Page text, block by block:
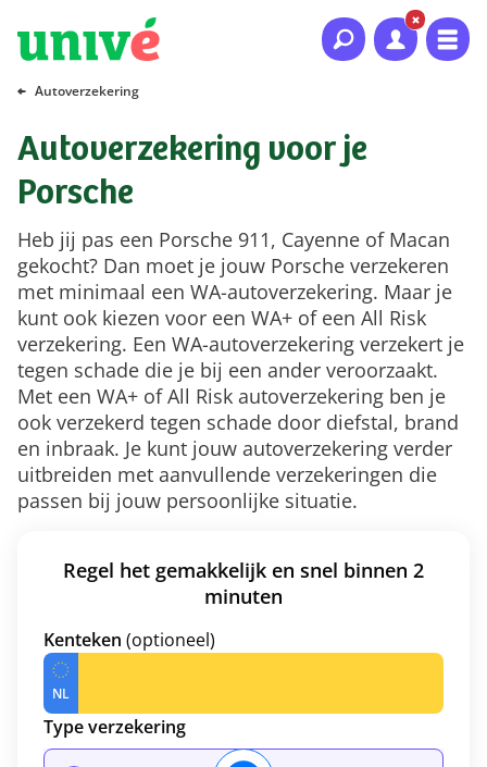
Naar hoofdinhoud
Naar hoofdnavigatie
Naar footer
Autoverzekering
Autoverzekering voor je
Porsche
Heb jij pas een Porsche 911, Cayenne of Macan
gekocht? Dan moet je jouw Porsche verzekeren
met minimaal een WA-autoverzekering. Maar je
kunt ook kiezen voor een WA+ of een All Risk
verzekering. Een WA-autoverzekering verzekert je
tegen schade die je bij een ander veroorzaakt.
Met een WA+ of All Risk autoverzekering ben je
ook verzekerd tegen schade door diefstal, brand
en inbraak. Je kunt jouw autoverzekering verder
uitbreiden met aanvullende verzekeringen die
passen bij jouw persoonlijke situatie.
Regel het gemakkelijk en snel binnen 2
minuten
Kenteken (optioneel)
Type verzekering